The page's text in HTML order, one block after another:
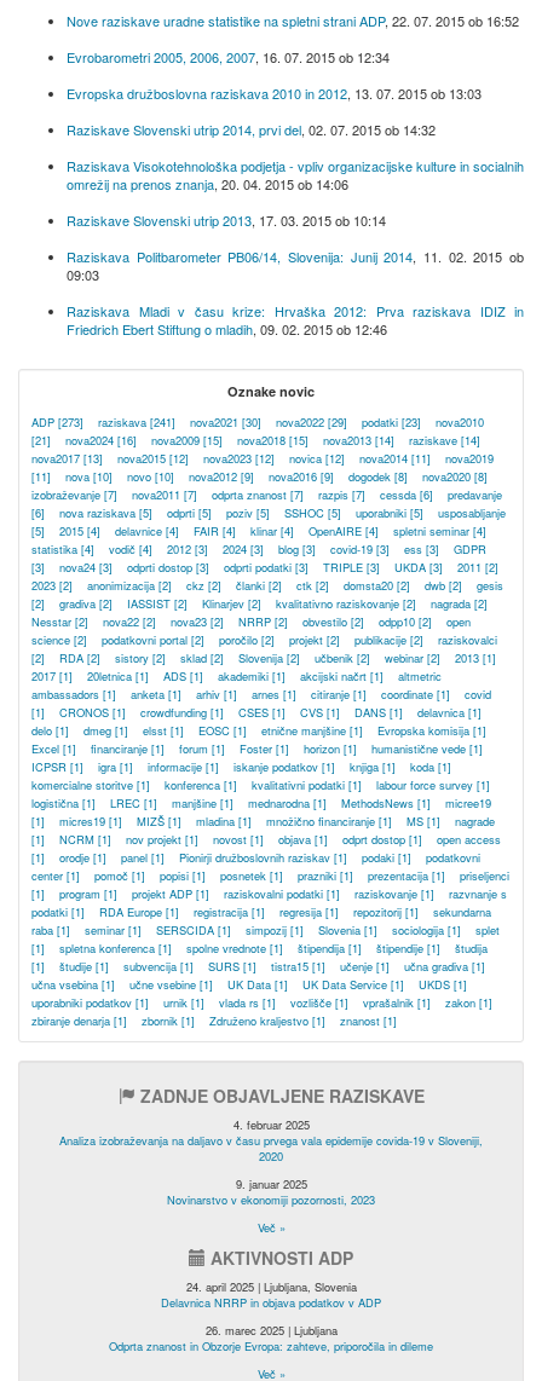
Nove raziskave uradne statistike na spletni strani ADP, 22. 07. 2015 ob 16:52
Evrobarometri 2005, 2006, 2007, 16. 07. 2015 ob 12:34
Evropska družboslovna raziskava 2010 in 2012, 13. 07. 2015 ob 13:03
Raziskave Slovenski utrip 2014, prvi del, 02. 07. 2015 ob 14:32
Raziskava Visokotehnološka podjetja - vpliv organizacijske kulture in socialnih
omrežij na prenos znanja, 20. 04. 2015 ob 14:06
Raziskave Slovenski utrip 2013, 17. 03. 2015 ob 10:14
Raziskava Politbarometer PB06/14, Slovenija: Junij 2014, 11. 02. 2015 ob
09:03
Raziskava Mladi v času krize: Hrvaška 2012: Prva raziskava IDIZ in
Friedrich Ebert Stiftung o mladih, 09. 02. 2015 ob 12:46
Oznake novic
ADP [273] raziskava [241] nova2021 [30] nova2022 [29] podatki [23]
nova2010
[21]
nova2024 [16] nova2009 [15] nova2018 [15] nova2013 [14] raziskave [14]
nova2017 [13] nova2015 [12] nova2023 [12] novica [12] nova2014 [11]
nova2019
[11]
nova [10] novo [10] nova2012 [9] nova2016 [9] dogodek [8] nova2020 [8]
izobraževanje [7] nova2011 [7] odprta znanost [7] razpis [7] cessda [6]
predavanje
[6]
nova raziskava [5] odprti [5] poziv [5] SSHOC [5] uporabniki [5]
usposabljanje
[5]
2015 [4] delavnice [4] FAIR [4] klinar [4] OpenAIRE [4] spletni seminar [4]
statistika [4] vodič [4] 2012 [3] 2024 [3] blog [3] covid-19 [3] ess [3]
GDPR
[3]
nova24 [3] odprti dostop [3] odprti podatki [3] TRIPLE [3] UKDA [3] 2011 [2]
2023 [2] anonimizacija [2] ckz [2] članki [2] ctk [2] domsta20 [2] dwb [2]
gesis
[2]
gradiva [2] IASSIST [2] Klinarjev [2] kvalitativno raziskovanje [2] nagrada [2]
Nesstar [2] nova22 [2] nova23 [2] NRRP [2] obvestilo [2] odpp10 [2]
open
science [2] podatkovni portal [2] poročilo [2] projekt [2] publikacije [2]
raziskovalci
[2]
RDA [2] sistory [2] sklad [2] Slovenija [2] učbenik [2] webinar [2] 2013 [1]
2017 [1] 20letnica [1] ADS [1] akademiki [1] akcijski načrt [1]
altmetric
ambassadors [1] anketa [1] arhiv [1] arnes [1] citiranje [1] coordinate [1]
covid
[1]
CRONOS [1] crowdfunding [1] CSES [1] CVS [1] DANS [1] delavnica [1]
delo [1] dmeg [1] elsst [1] EOSC [1] etnične manjšine [1] Evropska komisija [1]
Excel [1] financiranje [1] forum [1] Foster [1] horizon [1] humanistične vede [1]
ICPSR [1] igra [1] informacije [1] iskanje podatkov [1] knjiga [1] koda [1]
komercialne storitve [1] konferenca [1] kvalitativni podatki [1] labour force survey [1]
logistična [1] LREC [1] manjšine [1] mednarodna [1] MethodsNews [1]
micree19
[1]
micres19 [1] MIZŠ [1] mladina [1] množično financiranje [1] MS [1]
nagrade
[1]
NCRM [1] nov projekt [1] novost [1] objava [1] odprt dostop [1]
open access
[1]
orodje [1] panel [1] Pionirji družboslovnih raziskav [1] podaki [1]
podatkovni
center [1] pomoč [1] popisi [1] posnetek [1] prazniki [1] prezentacija [1]
priseljenci
[1]
program [1] projekt ADP [1] raziskovalni podatki [1] raziskovanje [1]
razvnanje s
podatki [1] RDA Europe [1] registracija [1] regresija [1] repozitorij [1]
sekundarna
raba [1] seminar [1] SERSCIDA [1] simpozij [1] Slovenia [1] sociologija [1]
splet
[1]
spletna konferenca [1] spolne vrednote [1] štipendija [1] štipendije [1]
študija
[1]
študije [1] subvencija [1] SURS [1] tistra15 [1] učenje [1] učna gradiva [1]
učna vsebina [1] učne vsebine [1] UK Data [1] UK Data Service [1] UKDS [1]
uporabniki podatkov [1] urnik [1] vlada rs [1] vozlišče [1] vprašalnik [1] zakon [1]
zbiranje denarja [1] zbornik [1] Združeno kraljestvo [1] znanost [1]
ZADNJE OBJAVLJENE RAZISKAVE
4. februar 2025
Analiza izobraževanja na daljavo v času prvega vala epidemije covida-19 v Sloveniji,
2020
9. januar 2025
Novinarstvo v ekonomiji pozornosti, 2023
Več »
AKTIVNOSTI ADP
24. april 2025 | Ljubljana, Slovenia
Delavnica NRRP in objava podatkov v ADP
26. marec 2025 | Ljubljana
Odprta znanost in Obzorje Evropa: zahteve, priporočila in dileme
Več »